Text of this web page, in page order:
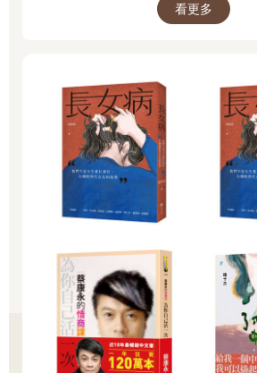
事會、少數一些科技新貴領導人實行陪產
的層面來說，如同把OK繃丟給得黑死病的
性，在同樣程度上，像男性一樣達成同時
標。如果要消弭或甚至只是縮小待遇差距
討這些挫折的根源，並且給這個問題一個
的工作(Greedy Work)。
我希望當你讀到這本書的時候，新冠疫
學到艱困但難得的一課。新冠疫情放大
一些，也暴露了一些長期存在但一直潛伏
工作之間的拉鋸戰早在我們面對這個全球
整個20世紀大半的時間，性別歧視是女性
礙。1930年代至1950年代的歷史文獻鐵證
––––雇用和待遇歧視的實際證據。1930年
訴民調機構，「放款工作不適合女性」，
需要和大眾接觸…無法任用女性」以及「
代表售工作上」。當時正是大蕭條結束的
看更多